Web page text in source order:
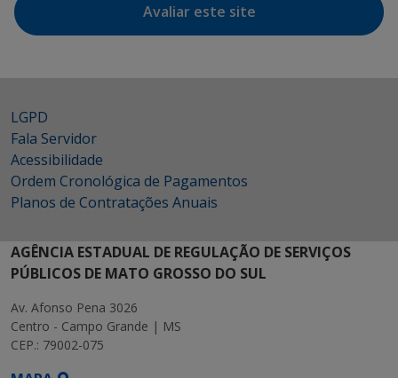
Avaliar este site
LGPD
Fala Servidor
Acessibilidade
Ordem Cronológica de Pagamentos
Planos de Contratações Anuais
AGÊNCIA ESTADUAL DE REGULAÇÃO DE SERVIÇOS
PÚBLICOS DE MATO GROSSO DO SUL
Av. Afonso Pena 3026
Centro - Campo Grande | MS
CEP.: 79002-075